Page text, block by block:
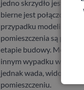
jedno skrzydło jest
bierne jest połączone z
przypadku modeli
pomieszczenia są
etapie budowy. Można
innym wypadku w
jednak wada,
pomieszczeniu.